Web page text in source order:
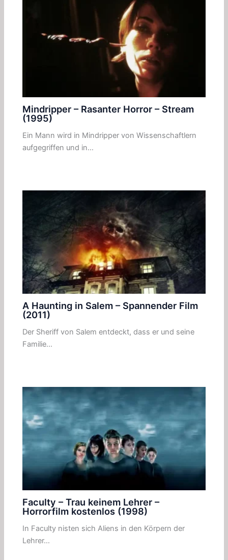
Mindripper – Rasanter Horror – Stream
(1995)
Ein Mann wird in Mindripper von Wissenschaftlern
aufgegriffen und in…
A Haunting in Salem – Spannender Film
(2011)
Der Sheriff von Salem entdeckt, dass er und seine
Familie…
Faculty – Trau keinem Lehrer –
Horrorfilm kostenlos (1998)
In Faculty nisten sich Aliens in den Körpern der
Lehrer…